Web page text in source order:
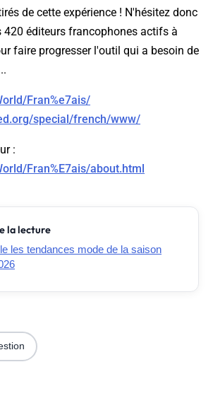
de cette expérience ! N'hésitez donc
420 éditeurs francophones actifs à
faire progresser l'outil qui a besoin de
Fran%e7ais/
special/french/www/
:
Fran%E7ais/about.html
la lecture
les tendances mode de la saison